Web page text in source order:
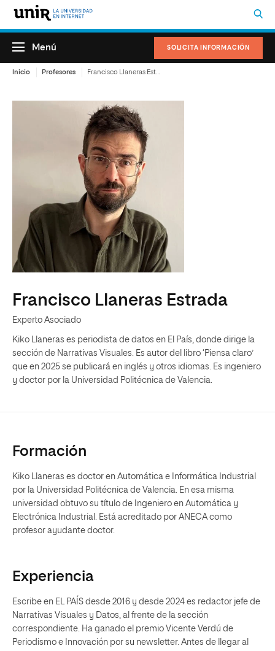
SOLICITA INFORMACIÓN
Menú
Inicio Profesores
Francisco Llaneras Estrada
Experto Asociado
Kiko Llaneras es periodista de datos en El País, donde dirige la
sección de Narrativas Visuales. Es autor del libro ‘Piensa claro’
que en 2025 se publicará en inglés y otros idiomas. Es ingeniero
y doctor por la Universidad Politécnica de Valencia.
Formación
Kiko Llaneras es doctor en Automática e Informática Industrial
por la Universidad Politécnica de Valencia. En esa misma
universidad obtuvo su título de Ingeniero en Automática y
Electrónica Industrial. Está acreditado por ANECA como
profesor ayudante doctor.
Experiencia
Escribe en EL PAÍS desde 2016 y desde 2024 es redactor jefe de
Narrativas Visuales y Datos, al frente de la sección
correspondiente. Ha ganado el premio Vicente Verdú de
Periodismo e Innovación por su newsletter. Antes de llegar al